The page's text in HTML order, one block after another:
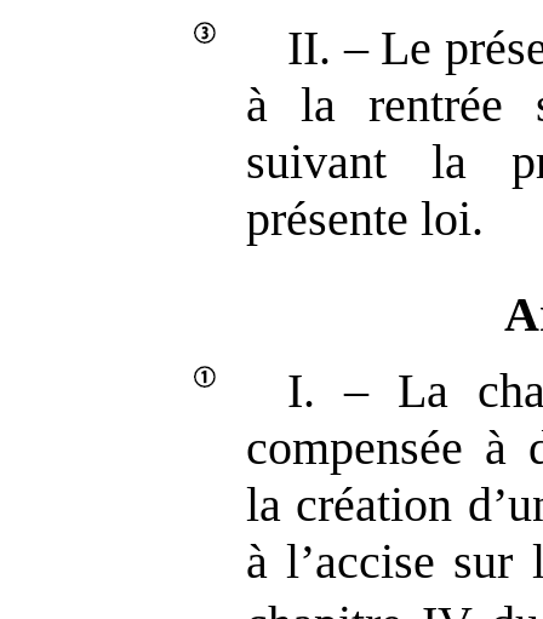
II. – Le
à la rentrée
suivant la
présente loi.
I. – La
compensée à
la création
à l’accise sur